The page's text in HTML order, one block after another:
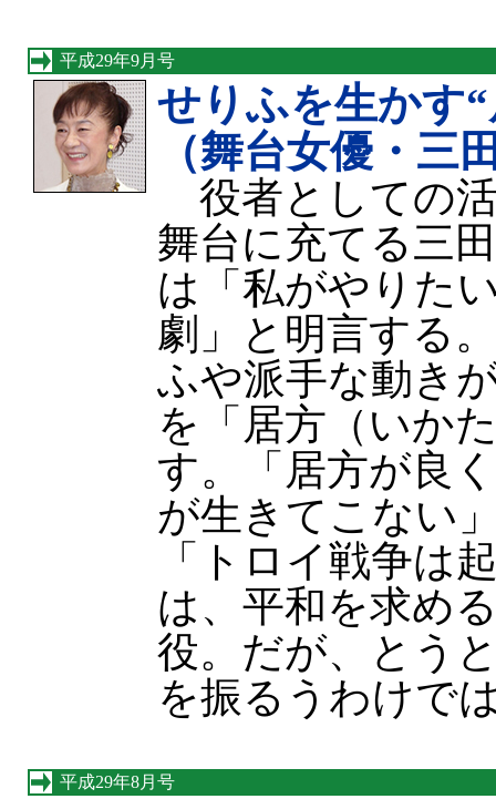
平成29年9月号
せりふを生かす
（舞台女優・三
役者としての
舞台に充てる三
は「私がやりた
劇」と明言する
ふや派手な動き
を「居方（いか
す。「居方が良
が生きてこない
「トロイ戦争は
は、平和を求め
役。だが、とう
を振るうわけで
平成29年8月号